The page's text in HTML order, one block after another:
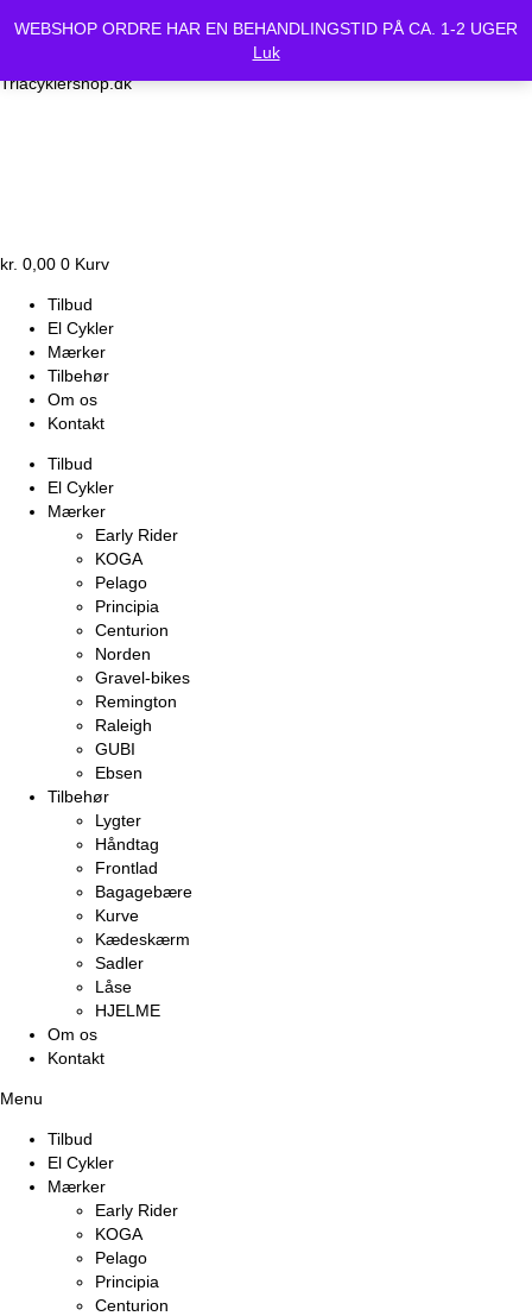
Vi holder lukket Mandag d.24/6 og Tirsdag d.25/6. Alle bestilte
cykler vil være klar Onsdag d.26-6.
Triacyklershop.dk
kr. 0,00 0 Kurv
Tilbud
El Cykler
Mærker
Tilbehør
Om os
Kontakt
Tilbud
El Cykler
Mærker
Early Rider
KOGA
Pelago
Principia
Centurion
Norden
Gravel-bikes
Remington
Raleigh
GUBI
Ebsen
Tilbehør
Lygter
Håndtag
Frontlad
Bagagebære
Kurve
Kædeskærm
Sadler
Låse
HJELME
Om os
Kontakt
Menu
Tilbud
El Cykler
Mærker
Early Rider
KOGA
Pelago
Principia
Centurion
WEBSHOP ORDRE HAR EN BEHANDLINGSTID PÅ CA. 1-2 UGER
Luk